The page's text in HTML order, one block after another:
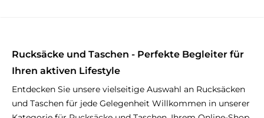
Rucksäcke und Taschen - Perfekte Begleiter für
Ihren aktiven Lifestyle
Entdecken Sie unsere vielseitige Auswahl an Rucksäcken
und Taschen für jede Gelegenheit Willkommen in unserer